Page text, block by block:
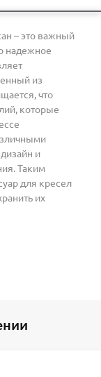
– это важный
надежное
из
что
которые
и
Таким
для кресел
их